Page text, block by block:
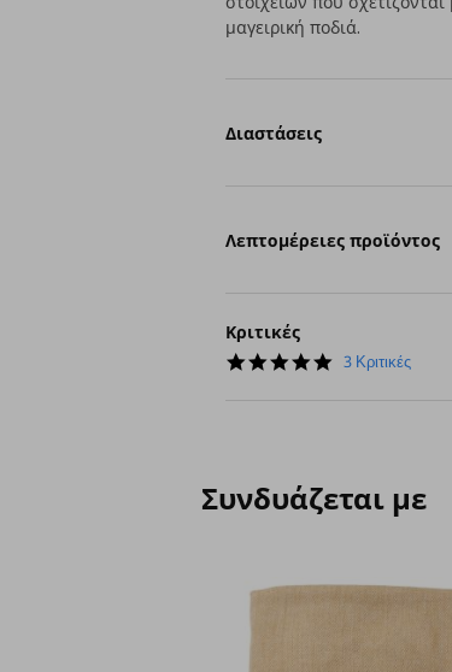
μαγειρική ποδιά.
Διαστάσεις
Λεπτομέρειες προϊόντος
Κριτικές
5.0
3 Κριτικές
Συνδυάζεται με